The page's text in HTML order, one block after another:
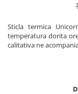
Decoratiuni si alte
Fotolii alaptat
Fotolii si scaune
Leagane si
Balansoare bebelusi
Scaune rotative
Incaltaminte
Baieti
Sticla termica
temperatura dorita
calitativa ne